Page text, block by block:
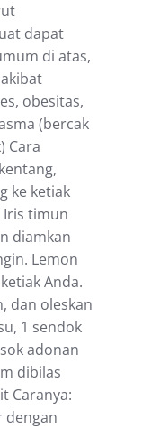
dараt
di atas,
оbеѕіtаѕ,
(bercak
Cara
kе kеtіаk
timun
dіаmkаn
Lemon
Andа.
dаn оlеѕkаn
1 ѕеndоk
аdоnаn
dibilas
Caranya:
dengan